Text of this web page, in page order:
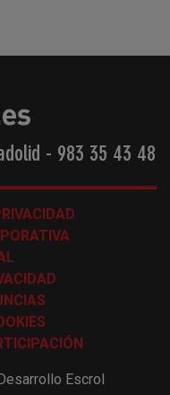
- 983 35 43 48
Escrol